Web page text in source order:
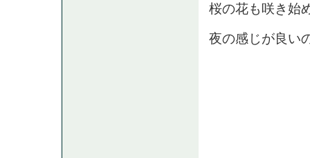
桜の花も咲き始
夜の感じが良い